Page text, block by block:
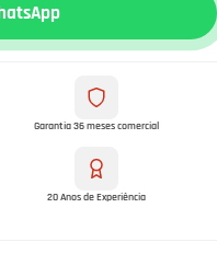
Garantia 36 meses comercial
20 Anos de Experiência